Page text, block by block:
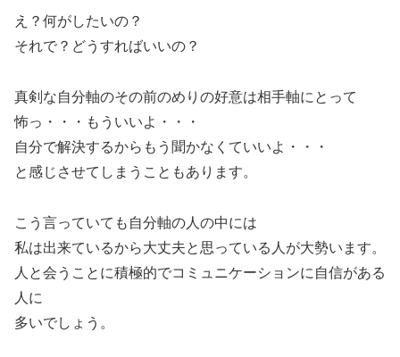
え？何がしたいの？
それで？どうすればいいの？
真剣な自分軸のその前のめりの好意は相手軸にとって
怖っ・・・もういいよ・・・
自分で解決するからもう聞かなくていいよ・・・
と感じさせてしまうこともあります。
こう言っていても自分軸の人の中には
私は出来ているから大丈夫と思っている人が大勢います。
人と会うことに積極的でコミュニケーションに自信がある
人に
多いでしょう。